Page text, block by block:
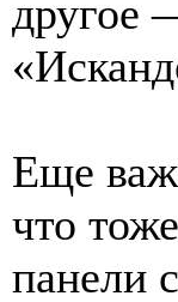
другое
Еще
что
панели